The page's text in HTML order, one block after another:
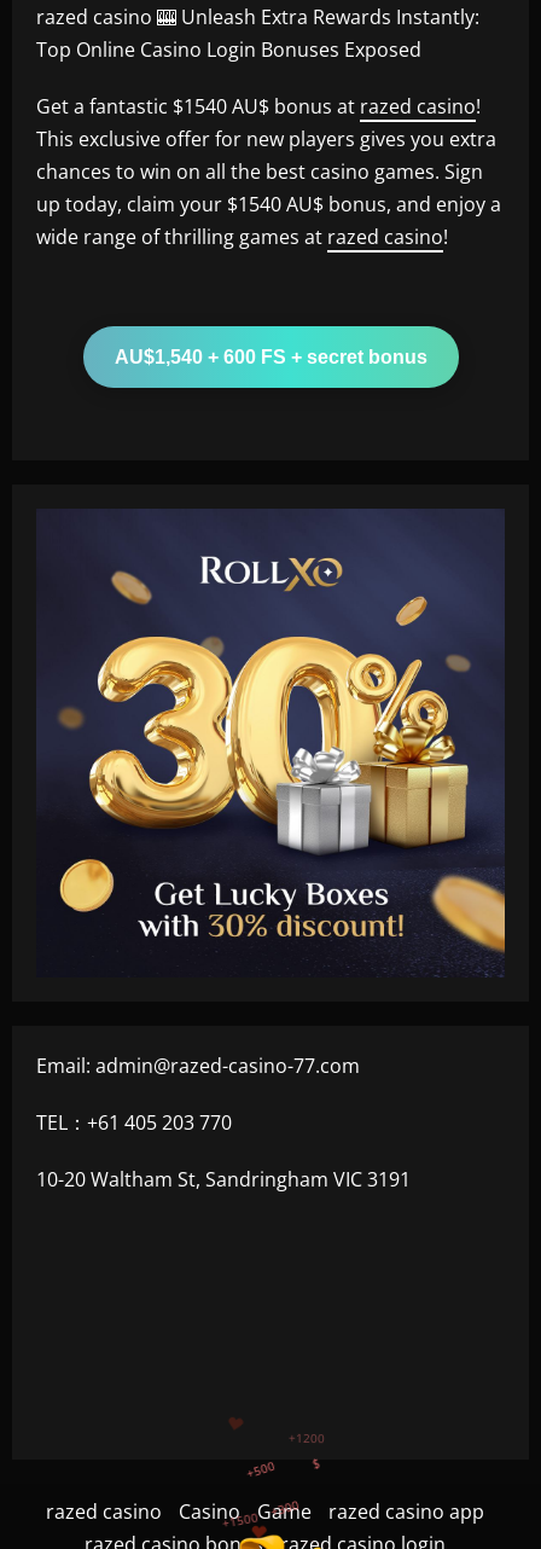
razed casino 🎰 Unleash Extra Rewards Instantly:
Top Online Casino Login Bonuses Exposed
Get a fantastic $1540 AU$ bonus at razed casino!
This exclusive offer for new players gives you extra
chances to win on all the best casino games. Sign
up today, claim your $1540 AU$ bonus, and enjoy a
wide range of thrilling games at razed casino!
AU$1,540 + 600 FS + secret bonus
Email: admin@razed-casino-77.com
TEL：+61 405 203 770
10-20 Waltham St, Sandringham VIC 3191
razed casino Casino Game
razed casino app
razed casino bonus
razed casino login
+300
+1200
+750